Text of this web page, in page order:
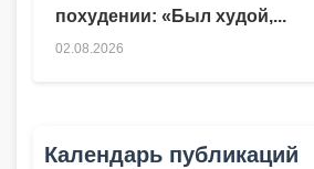
похудении: «Был худой,...
02.08.2026
Календарь публикаций